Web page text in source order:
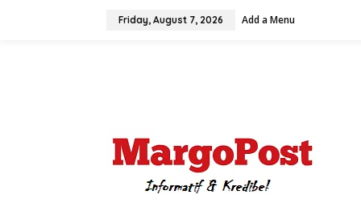
Friday, August 7, 2026 Add a Menu